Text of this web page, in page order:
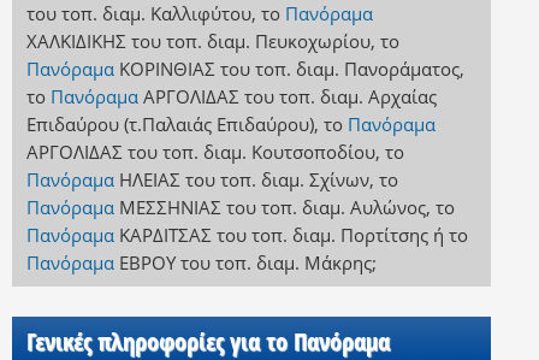
του τοπ. διαμ. Καλλιφύτου, το Πανόραμα
ΧΑΛΚΙΔΙΚΗΣ του τοπ. διαμ. Πευκοχωρίου, το
Πανόραμα ΚΟΡΙΝΘΙΑΣ του τοπ. διαμ. Πανοράματος,
το Πανόραμα ΑΡΓΟΛΙΔΑΣ του τοπ. διαμ. Αρχαίας
Επιδαύρου (τ.Παλαιάς Επιδαύρου), το Πανόραμα
ΑΡΓΟΛΙΔΑΣ του τοπ. διαμ. Κουτσοποδίου, το
Πανόραμα ΗΛΕΙΑΣ του τοπ. διαμ. Σχίνων, το
Πανόραμα ΜΕΣΣΗΝΙΑΣ του τοπ. διαμ. Αυλώνος, το
Πανόραμα ΚΑΡΔΙΤΣΑΣ του τοπ. διαμ. Πορτίτσηςή το
Πανόραμα ΕΒΡΟΥ του τοπ. διαμ. Μάκρης;
Γενικές πληροφορίες για το Πανόραμα